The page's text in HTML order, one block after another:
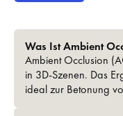
Was Ist Ambient
Ambient Occlusion
in 3D-Szenen. Das
ideal zur Betonung